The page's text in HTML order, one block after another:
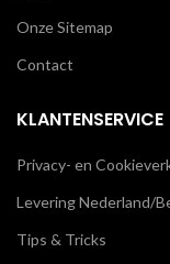
Onze Sitemap
Contact
KLANTENSERVICE
Privacy- en
Levering Nederland/
Tips & Tricks